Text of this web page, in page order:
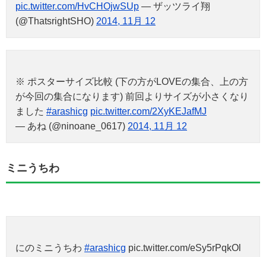
pic.twitter.com/HvCHOjwSUp — ザッツライ翔
(@ThatsrightSHO) 2014, 11月 12
※ ポスターサイズ比較 (下の方がLOVEの集合、上の方
が今回の集合になります) 前回よりサイズが小さくなり
ました #arashicg pic.twitter.com/2XyKEJafMJ
— あね (@ninoane_0617) 2014, 11月 12
ミニうちわ
にのミニうちわ #arashicg pic.twitter.com/eSy5rPqkOl